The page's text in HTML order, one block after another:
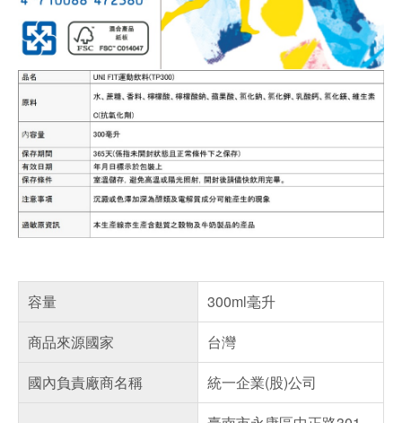
容量
300ml毫升
商品來源國家
台灣
國內負責廠商名稱
統一企業(股)公司